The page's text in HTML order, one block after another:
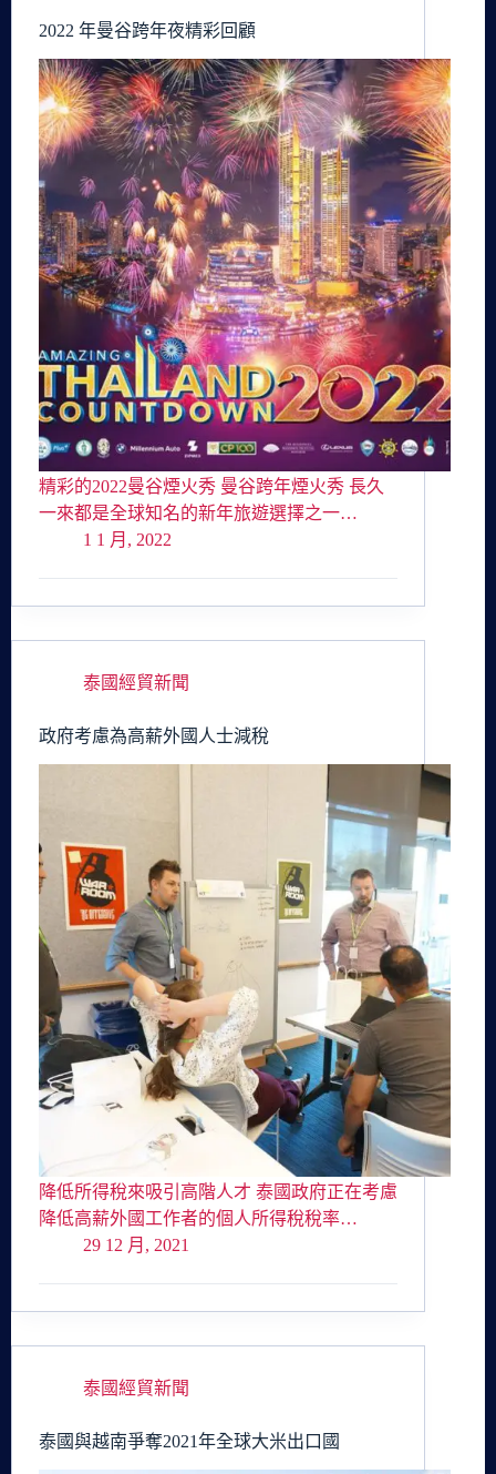
2022 年曼谷跨年夜精彩回顧
精彩的2022曼谷煙火秀 曼谷跨年煙火秀 長久
一來都是全球知名的新年旅遊選擇之一…
1 1 月, 2022
泰國經貿新聞
政府考慮為高薪外國人士減稅
降低所得稅來吸引高階人才 泰國政府正在考慮
降低高薪外國工作者的個人所得稅稅率…
29 12 月, 2021
泰國經貿新聞
泰國與越南爭奪2021年全球大米出口國